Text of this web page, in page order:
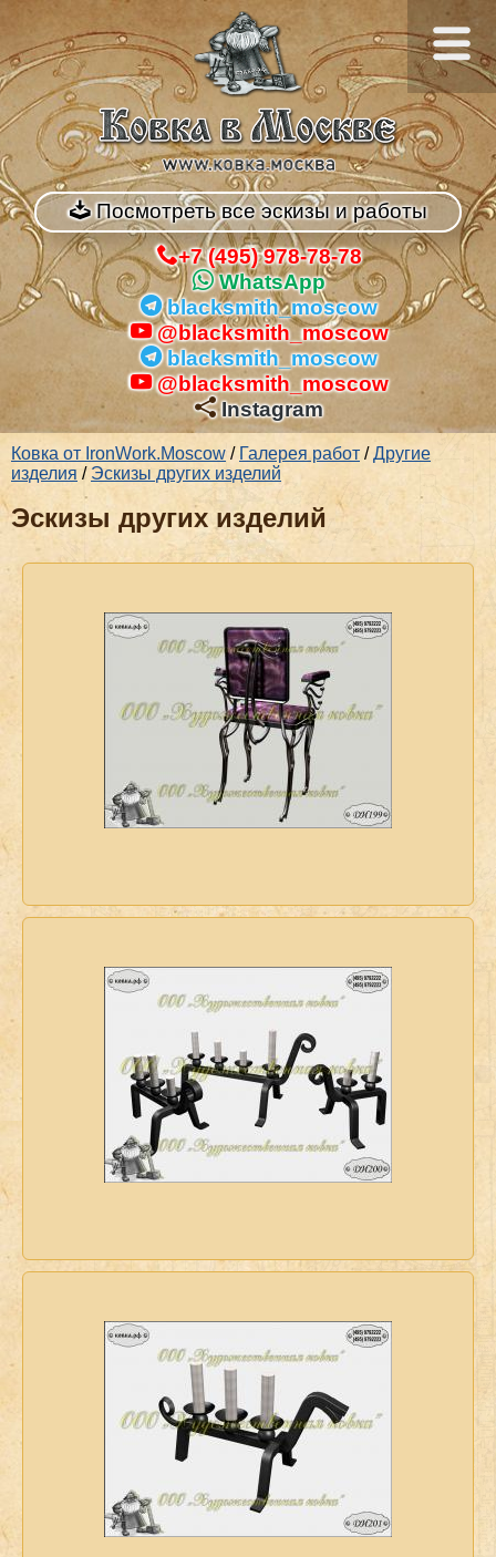
Посмотреть все эскизы и работы
+7 (495) 978-78-78
WhatsApp
blacksmith_moscow
@blacksmith_moscow
blacksmith_moscow
@blacksmith_moscow
Instagram
Ковка от IronWork.Moscow / Галерея работ / Другие
изделия / Эскизы других изделий
Эскизы других изделий